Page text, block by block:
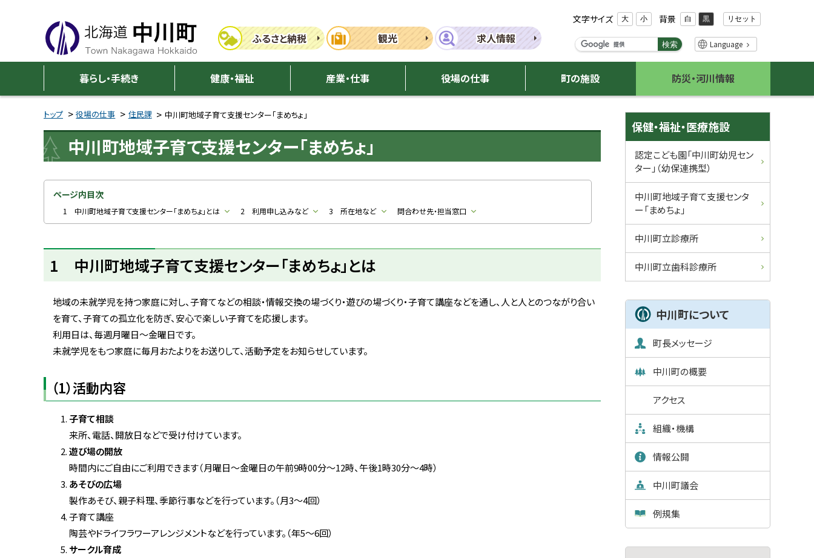
メ
ュ
中
川
町
ふるさと納税 観光 求人情報
文字サイズ 大 小 背景 白 黒 リセット
検
ー
ワ
検索 Language
暮らし・手続き 健康・福祉 産業・仕事 役場の仕事 町の施設 防災・河川情報
トップ 役場の仕事 住民課 中川町地域子育て支援センター「まめちょ」
中川町地域子育て支援センター「まめちょ」
ページ内目次
1 中川町地域子育て支援センター「まめちょ」とは 2 利用申し込みなど 3 所在地など 問合わせ先・担当窓口
1 中川町地域子育て支援センター「まめちょ」とは
地域の未就学児を持つ家庭に対し、子育てなどの相談・情報交換の場づくり・遊びの場づくり・子育て講座などを通し、人と人とのつながり合い
を育て、子育ての孤立化を防ぎ、安心で楽しい子育てを応援します。
利用日は、毎週月曜日〜金曜日です。
未就学児をもつ家庭に毎月おたよりをお送りして、活動予定をお知らせしています。
（1）活動内容
子育て相談
来所、電話、開放日などで受け付けています。
遊び場の開放
時間内にご自由にご利用できます（月曜日〜金曜日の午前9時00分〜12時、午後1時30分〜4時）
あそびの広場
製作あそび、親子料理、季節行事などを行っています。（月3〜4回）
子育て講座
陶芸やドライフラワーアレンジメントなどを行っています。（年5〜6回）
サークル育成
サ
イ
ド
メ
ニ
ュ
ー
保健・福祉・医療施設
認定こども園「中川町幼児セン
ター」（幼保連携型）
中川町地域子育て支援センタ
ー「まめちょ」
中川町立診療所
中川町立歯科診療所
中川町について
町長メッセージ
中川町の概要
アクセス
組織・機構
情報公開
中川町議会
例規集
戻
メ